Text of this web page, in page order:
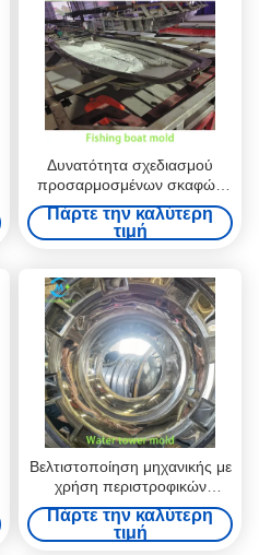
Δυνατότητα σχεδιασμού
προσαρμοσμένων σκαφών
με χρήση καλουπιού
Rotomolding για αλιευτικά
σκάφη LLDPE / HDPE
Πάρτε την καλύτερη
τιμή
Βελτιστοποίηση μηχανικής με
χρήση περιστροφικών
καλουπιών αλουμινίου για
κάθετες κυλινδρικές
δεξαμενές
Πάρτε την καλύτερη
τιμή